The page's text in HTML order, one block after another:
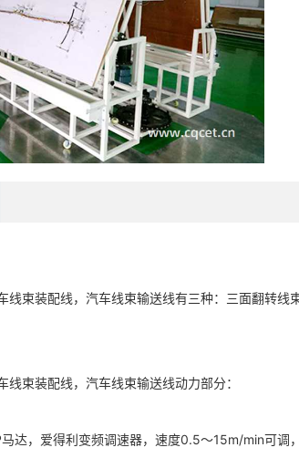
线束装配线，汽车线束输送线有三种：三面翻转线
线束装配线，汽车线束输送线动力部分：
达，爱得利变频调速器，速度0.5～15m/min可调